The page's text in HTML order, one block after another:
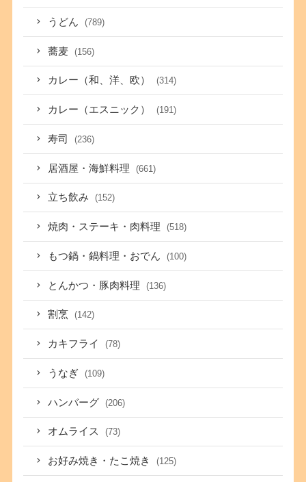
うどん (789)
蕎麦 (156)
カレー（和、洋、欧） (314)
カレー（エスニック） (191)
寿司 (236)
居酒屋・海鮮料理 (661)
立ち飲み (152)
焼肉・ステーキ・肉料理 (518)
もつ鍋・鍋料理・おでん (100)
とんかつ・豚肉料理 (136)
割烹 (142)
カキフライ (78)
うなぎ (109)
ハンバーグ (206)
オムライス (73)
お好み焼き・たこ焼き (125)